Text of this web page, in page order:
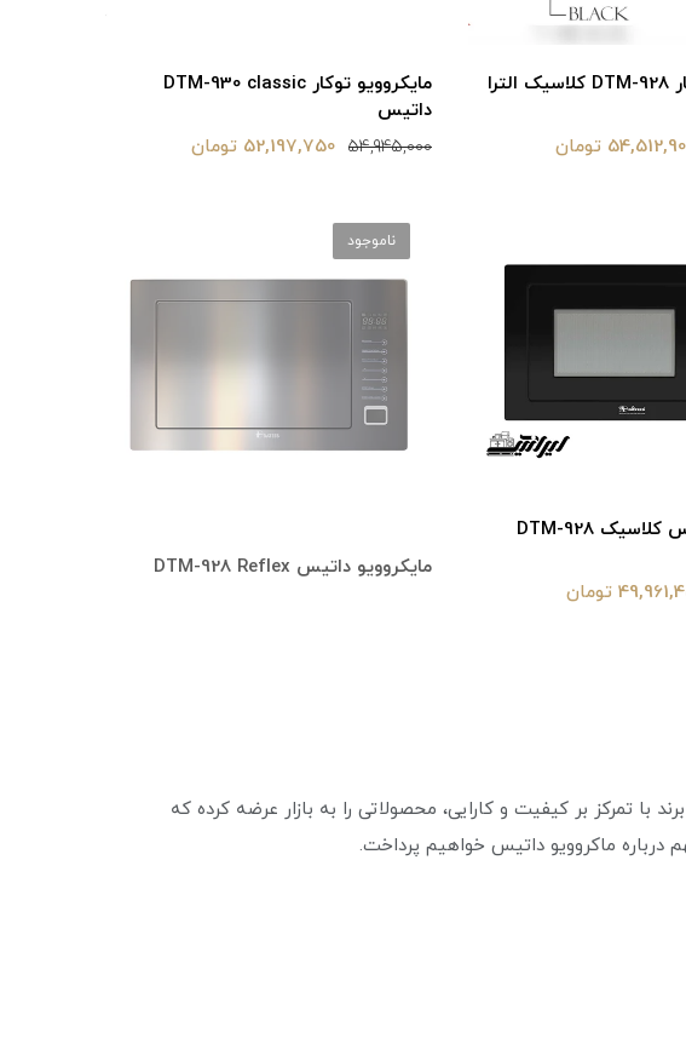
مایکروویو توکار DTM-928 کلاسیک الترا
تومان
مایکروویو توکار DTM-930 classic
داتیس
54,945,000 52,197,750 تومان
مایکرویو داتیس کلاسیک DTM-928
تومان
مایکروویو داتیس DTM-928 Reflex
ناموجود
تمرکز بر کیفیت و کارایی، محصولاتی را به بازار عرضه کرده که
درباره ماکروویو داتیس خواهیم پرداخت.